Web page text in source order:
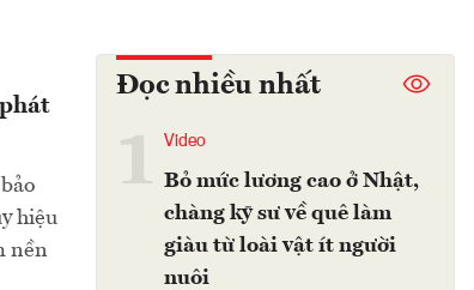
hiệu
nền
Đọc nhiều nhất
Video
Bỏ mức lương cao ở Nhật,
chàng kỹ sư về quê làm
giàu từ loài vật ít người
nuôi